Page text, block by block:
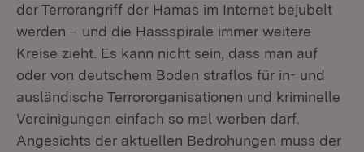
der Terrorangriff der Hamas im Internet bejubelt
werden – und die Hassspirale immer weitere
Kreise zieht. Es kann nicht sein, dass man auf
oder von deutschem Boden straflos für in- und
ausländische Terrororganisationen und kriminelle
Vereinigungen einfach so mal werben darf.
Angesichts der aktuellen Bedrohungen muss der